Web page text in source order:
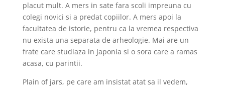
placut mult. A mers in sate fara scoli impreuna cu
colegi novici si a predat copiilor. A mers apoi la
facultatea de istorie, pentru ca la vremea respectiva
nu exista una separata de arheologie. Mai are un
frate care studiaza in Japonia si o sora care a ramas
acasa, cu parintii.
Plain of jars, pe care am insistat atat sa il vedem,